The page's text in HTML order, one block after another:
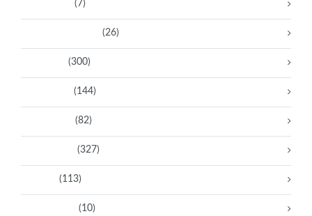
(7)
(26)
(300)
(144)
(82)
(327)
(113)
(10)